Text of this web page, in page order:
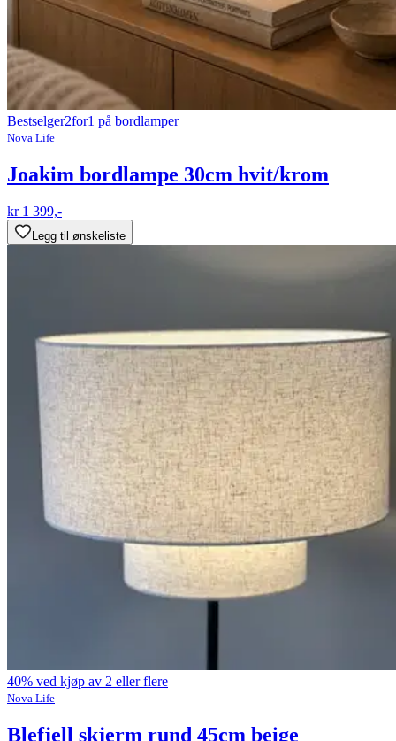
Bestselger2for1 på bordlamper
Nova Life
Joakim bordlampe 30cm hvit/krom
kr 1 399,-
Legg til ønskeliste
40% ved kjøp av 2 eller flere
Nova Life
Blefjell skjerm rund 45cm beige